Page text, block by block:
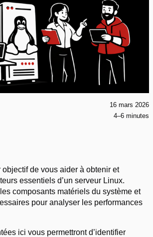
16 mars 2026
4–6 minutes
objectif de vous aider à obtenir et
essentiels d’un serveur Linux.
les composants matériels du système et
pour analyser les performances
ici vous permettront d’identifier